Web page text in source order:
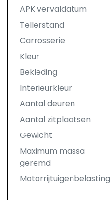
APK vervaldatum
Tellerstand
Carrosserie
Kleur
Bekleding
Interieurkleur
Aantal deuren
Aantal zitplaatsen
Gewicht
Maximum massa
geremd
Motorrijtuigenbelasting